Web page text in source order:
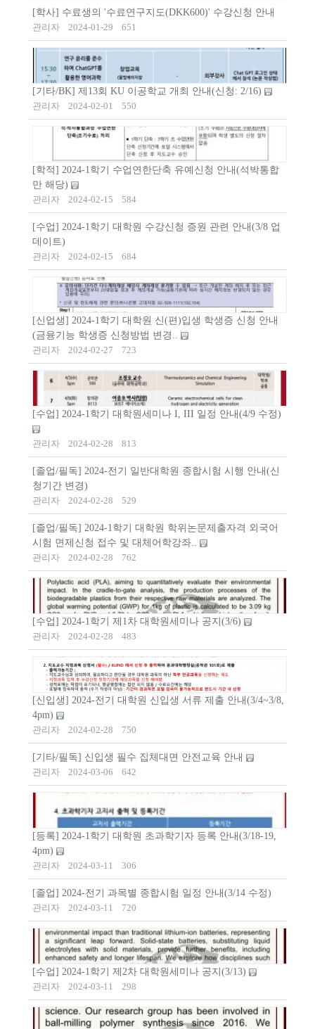
[학사] 수료생의 '수료연구지도(DKK600)' 수강신청 안내
관리자
2024-01-29 651
[기타/BK] 제13회 KU 이공학교 개최 안내(신청: 2/16)
관리자
2024-02-01 550
[학적] 2024-1학기 수업연한단축 유예신청 안내(석박통합
만 해당)
관리자
2024-02-15 584
[수업] 2024-1학기 대학원 수강신청 증원 관련 안내(3/8 업
데이트)
관리자
2024-02-15 684
[신업생] 2024-1학기 대학원 신(편)입생 학생증 신청 안내
(금융기능 학생증 신청방법 변경..
관리자
2024-02-27 723
[수업] 2024-1학기 대학원세미나 I, III 일정 안내(4/9 수정)
관리자 2024-02-28 813
[졸업/필독] 2024-전기 일반대학원 종합시험 시행 안내(신
청기간 변경)
관리자
2024-02-28 529
[졸업/필독] 2024-1학기 대학원 학위논문제출자격 외국어
시험 면제신청 접수 및 대체어학강좌..
관리자
2024-02-28 762
[수업] 2024-1학기 제1차 대학원세미나 공지(3/6)
관리자
2024-02-28 483
[신입생] 2024-전기 대학원 신입생 서류 제출 안내(3/4~3/8,
4pm)
관리자
2024-02-28 750
[기타/필독] 신입생 필수 집체대면 안전교육 안내
관리자
2024-03-06 642
[등록] 2024-1학기 대학원 초과학기자 등록 안내(3/18-19,
4pm)
관리자
2024-03-11 306
[졸업] 2024-전기 과목별 종합시험 일정 안내(3/14 수정)
관리자
2024-03-11 720
[수업] 2024-1학기 제2차 대학원세미나 공지(3/13)
관리자
2024-03-11 298